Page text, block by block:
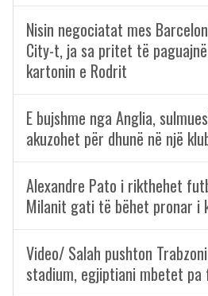
Nisin negociatat mes
City-t, ja sa pritet të
kartonin e Rodrit
E bujshme nga Anglia,
akuzohet për dhunë në një
Alexandre Pato i rikthehet
Milanit gati të bëhet pronar i
Video/ Salah pushton
stadium, egjiptiani mbetet pa